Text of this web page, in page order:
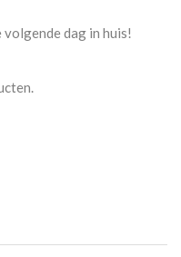
dag in huis!